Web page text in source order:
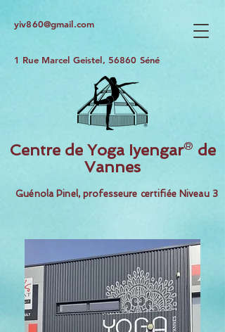
Centre de Yoga Iyengar® de
Vannes
1 Rue Marcel Geistel, 56860 Séné
yiv860@gmail.com
Guénola Pinel, professeure certifiée Niveau 3